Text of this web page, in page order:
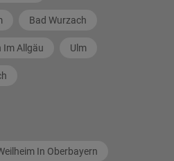
Bad Wurzach
Im Allgäu Ulm
In Oberbayern